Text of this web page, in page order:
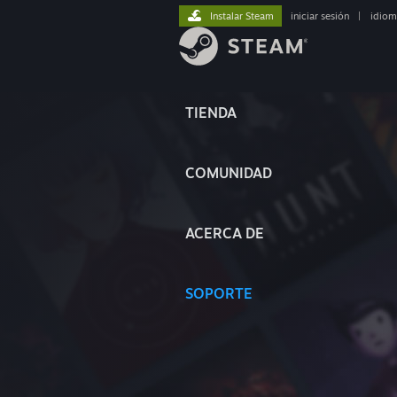
TIENDA
COMUNIDAD
ACERCA DE
SOPORTE
Instalar Steam iniciar sesión